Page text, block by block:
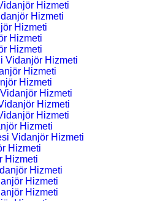
Hizmeti
Hizmeti
Hizmeti
Hizmeti
Hizmeti
Vidanjör Hizmeti
Hizmeti
Hizmeti
Hizmeti
Hizmeti
Hizmeti
Hizmeti
Vidanjör Hizmeti
Hizmeti
Hizmeti
Hizmeti
Hizmeti
Hizmeti